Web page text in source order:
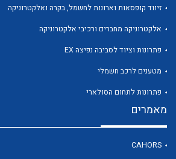
לכל מוצרי היצרן
זיווד קופסאות וארונות לחשמל, בקרה ואלקטרוניקה
אלקטרוניקה מחברים ורכיבי אלקטרוניקה
פתרונות וציוד לסביבה נפיצה EX
מטענים לרכב חשמלי
פתרונות לתחום הסולארי
מאמרים
CAHORS